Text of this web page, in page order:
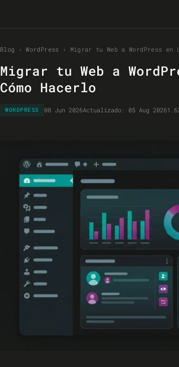
Blog ›WordPress › Migrar tu Web a WordPress en
Migrar tu Web a
Cómo Hacerlo
WORDPRESS 08 Jun 2026Actualizado: 05 Aug 2026